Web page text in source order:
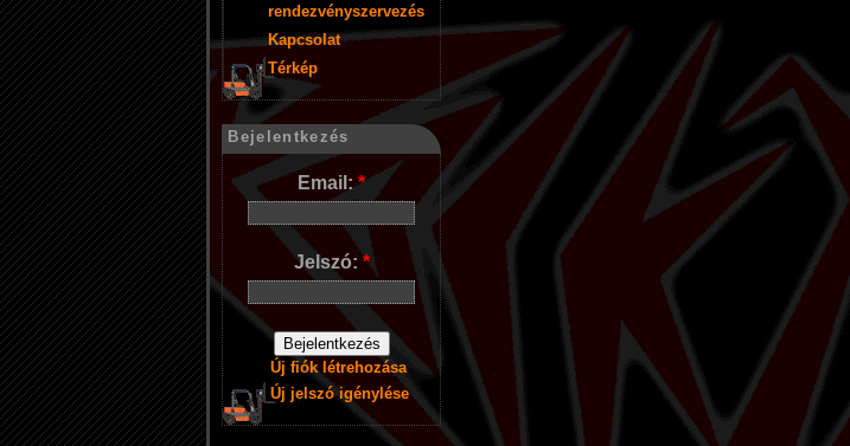
rendezvényszervezés
Kapcsolat
Térkép
Bejelentkezés
Email:*
Jelszó: *
Új fiók létrehozása
Új jelszó igénylése